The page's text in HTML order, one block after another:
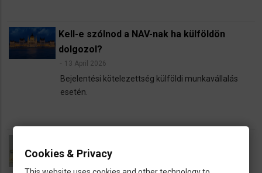
Kell-e szólnod a NAV-nak ha külföldön
dolgozol?
13 April 2026
Bejelentési kötelezettség külföldi munkavállalás
esetén.
2026-ban? Hogyan müködik a progresszív
Cookies & Privacy